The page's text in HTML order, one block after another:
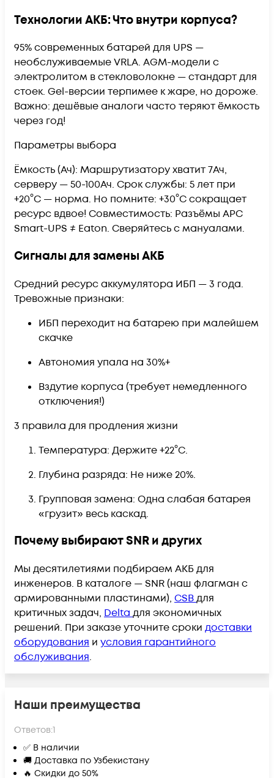
Технологии АКБ: Что внутри корпуса?
95% современных батарей для UPS —
необслуживаемые VRLA. AGM-модели с
электролитом в стекловолокне — стандарт для
стоек. Gel-версии терпимее к жаре, но дороже.
Важно: дешёвые аналоги часто теряют ёмкость
через год!
Параметры выбора
Ёмкость (Ач): Маршрутизатору хватит 7Ач,
серверу — 50-100Ач. Срок службы: 5 лет при
+20°C — норма. Но помните: +30°C сокращает
ресурс вдвое! Совместимость: Разъёмы APC
Smart-UPS ≠ Eaton. Сверяйтесь с мануалами.
Сигналы для замены АКБ
Средний ресурс аккумулятора ИБП — 3 года.
Тревожные признаки:
ИБП переходит на батарею при малейшем
скачке
Автономия упала на 30%+
Вздутие корпуса (требует немедленного
отключения!)
3 правила для продления жизни
Температура: Держите +22°C.
Глубина разряда: Не ниже 20%.
Групповая замена: Одна слабая батарея
«грузит» весь каскад.
Почему выбирают SNR и других
Мы десятилетиями подбираем АКБ для
инженеров. В каталоге — SNR (наш флагман с
армированными пластинами), CSBдля
критичных задач, Delta для экономичных
решений. При заказе уточните сроки доставки
оборудования и условия гарантийного
обслуживания.
Наши преимущества
Ответов:1
✅ В наличии
🚚 Доставка по Узбекистану
🔥 Скидки до 50%